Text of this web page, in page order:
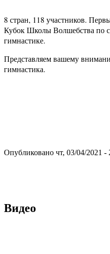
8 стран, 118 участников.
Кубок Школы Волшебства по
гимнастике.
Представляем вашему
гимнастика.
Опубликовано чт, 03/04/2021 -
Видео